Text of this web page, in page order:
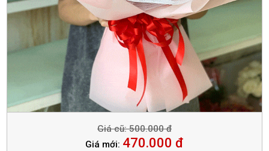
Giá cũ: 500.000 đ
Giá mới: 470.000 đ